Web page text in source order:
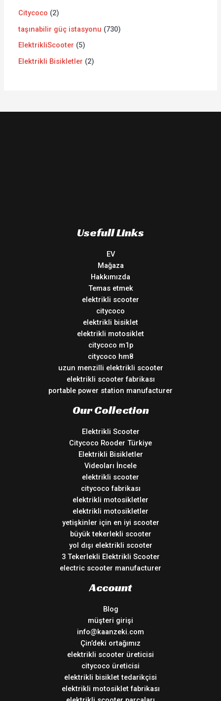
Citycoco 2
taşınabilir güç istasyonu 730
ElektrikliScooter 5
Elektrikli Bisikletler 2
Usefull Links
EV
Mağaza
Hakkımızda
Temas etmek
elektrikli scooter
citycoco
elektrikli bisiklet
elektrikli motosiklet
citycoco m1p
citycoco hm8
uzun menzilli elektrikli scooter
elektrikli scooter fabrikası
portable power station manufacturer
Our Collection
Elektrikli Scooter
Citycoco Rooder Türkiye
Elektrikli Bisikletler
Videoları İncele
elektrikli scooter
citycoco fabrikası
elektrikli motosikletler
elektrikli motosikletler
yetişkinler için en iyi scooter
büyük tekerlekli scooter
yol dışı elektrikli scooter
3 Tekerlekli Elektrikli Scooter
electric scooter manufacturer
Account
Blog
müşteri girişi
info@kaanzeki.com
Çin’deki ortağımız
elektrikli scooter üreticisi
citycoco üreticisi
elektrikli bisiklet tedarikçisi
elektrikli motosiklet fabrikası